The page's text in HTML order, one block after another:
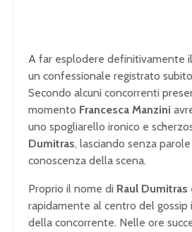
A far esplodere definitivamente
un confessionale registrato
Secondo alcuni concorrenti
momento Francesca Manzini
uno spogliarello ironico e
Dumitras, lasciando senza
conoscenza della scena.
Proprio il nome di Raul Dumitras
rapidamente al centro del gossip
della concorrente. Nelle ore